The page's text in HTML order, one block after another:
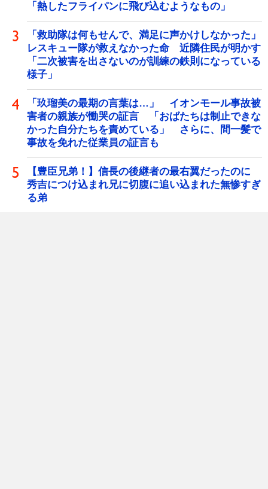
「熱したフライパンに飛び込むようなもの」
「救助隊は何もせんで、満足に声かけしなかった」
レスキュー隊が救えなかった命 近隣住民が明かす
「二次被害を出さないのが訓練の鉄則になっている
様子」
「玖瑠美の最期の言葉は…」 イオンモール事故被
害者の親族が慟哭の証言 「おばたちは制止できな
かった自分たちを責めている」 さらに、間一髪で
事故を免れた従業員の証言も
【豊臣兄弟！】信長の後継者の最右翼だったのに
秀吉につけ込まれ兄に切腹に追い込まれた無惨すぎ
る弟